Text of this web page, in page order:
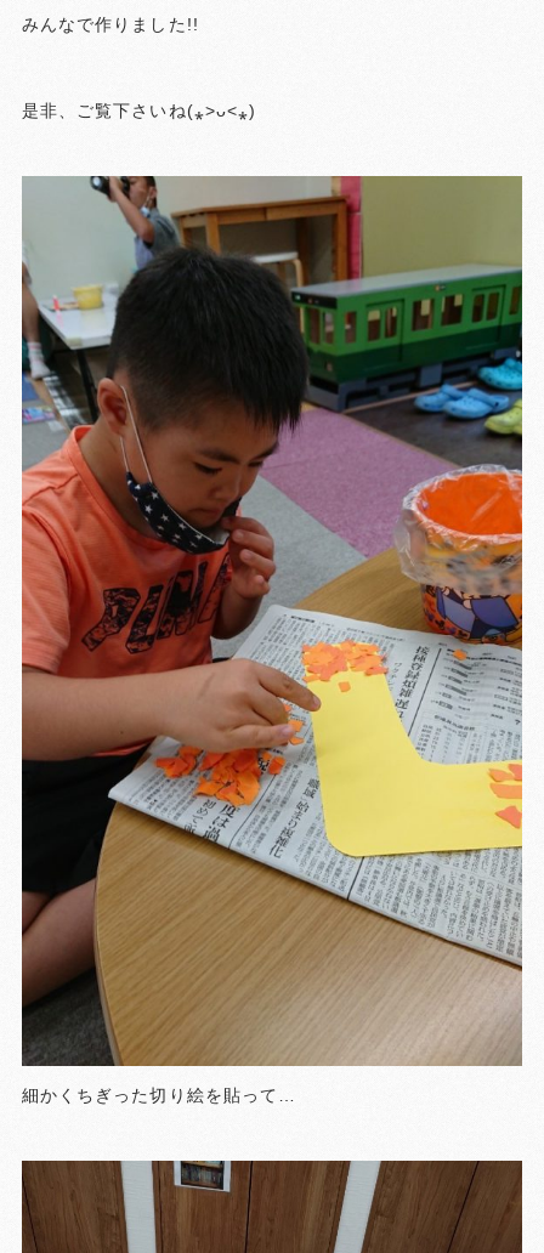
みんなで作りました!!
是非、ご覧下さいね(⁎˃ᴗ˂⁎)
細かくちぎった切り絵を貼って…